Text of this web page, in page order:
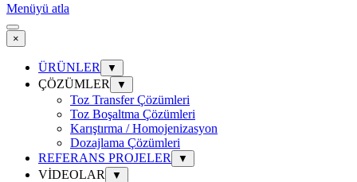
Menüyü atla
×
ÜRÜNLER ▼
ÇÖZÜMLER ▼
Toz Transfer Çözümleri
Toz Boşaltma Çözümleri
Karıştırma / Homojenizasyon
Dozajlama Çözümleri
REFERANS PROJELER
▼
VİDEOLAR ▼